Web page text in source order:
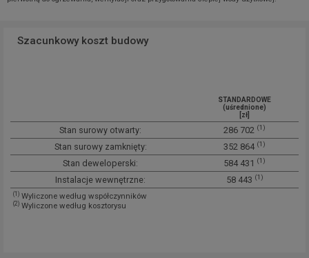
Szacunkowy koszt budowy
STANDARDOWE
(uśrednione)
[zł]
Stan surowy otwarty: 286 702 (1)
Stan surowy zamknięty: 352 864 (1)
Stan deweloperski: 584 431 (1)
Instalacje wewnętrzne: 58 443 (1)
(1) Wyliczone według współczynników
(2) Wyliczone według kosztorysu